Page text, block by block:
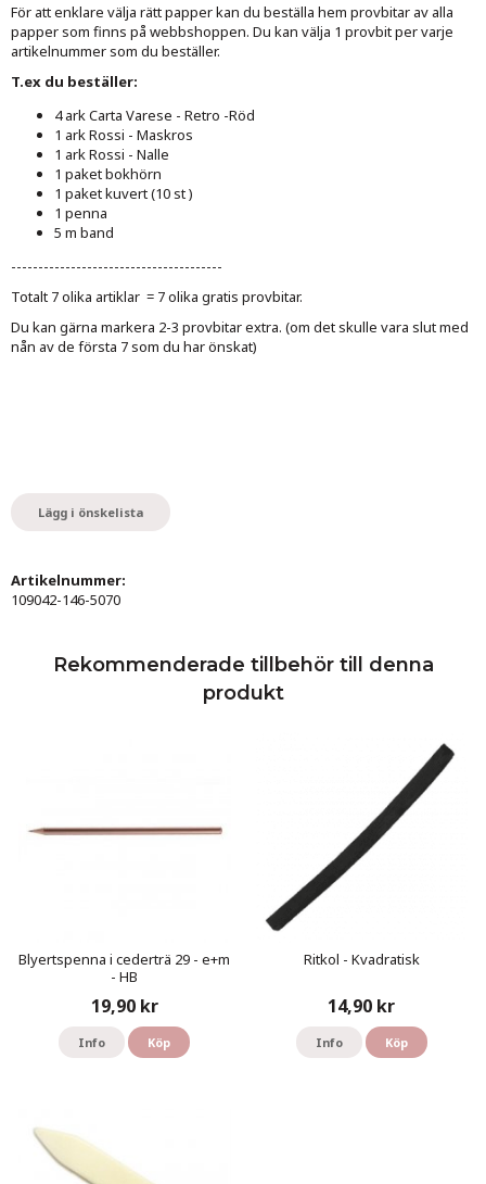
För att enklare välja rätt papper kan du beställa hem provbitar av alla
papper som finns på webbshoppen. Du kan välja 1 provbit per varje
artikelnummer som du beställer.
T.ex du beställer:
4 ark Carta Varese - Retro -Röd
1 ark Rossi - Maskros
1 ark Rossi - Nalle
1 paket bokhörn
1 paket kuvert (10 st )
1 penna
5 m band
---------------------------------------
Totalt 7 olika artiklar = 7 olika gratis provbitar.
Du kan gärna markera 2-3 provbitar extra. (om det skulle vara slut med
nån av de första 7 som du har önskat)
Lägg i önskelista
Artikelnummer:
109042-146-5070
Rekommenderade tillbehör till denna
produkt
Blyertspenna i cederträ 29 - e+m
- HB
19,90 kr
Info Köp
Ritkol - Kvadratisk
14,90 kr
Info Köp